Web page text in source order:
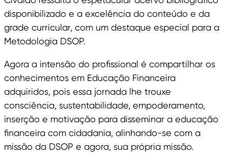
disponibilizado e a excelência do conteúdo e da
grade curricular, com um destaque especial para a
Metodologia DSOP.
Agora a intensão do profissional é compartilhar os
conhecimentos em Educação Financeira
adquiridos, pois essa jornada lhe trouxe
consciência, sustentabilidade, empoderamento,
inserção e motivação para disseminar a educação
financeira com cidadania, alinhando-se com a
missão da DSOP e agora, sua própria missão.